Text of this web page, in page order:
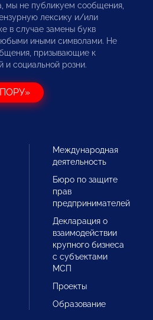
мы не публикуем сообщения,
лексику и/или
в случае замены букв
иными символами. Не
призывающие к
и социальной розни.
Международная
деятельность
Бюро по защите
прав
предпринимателей
Декларация о
взаимодействии
крупного бизнеса
с субъектами
МСП
Проекты
Образование